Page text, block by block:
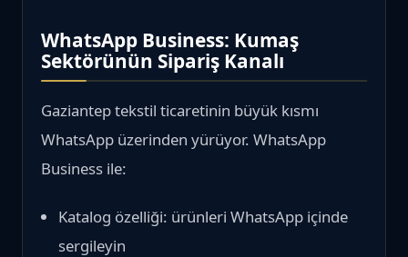
WhatsApp Business: Kumaş
Sektörünün Sipariş Kanalı
Gaziantep tekstil ticaretinin büyük kısmı
WhatsApp üzerinden yürüyor. WhatsApp
Business ile:
Katalog özelliği: ürünleri WhatsApp içinde
sergileyin